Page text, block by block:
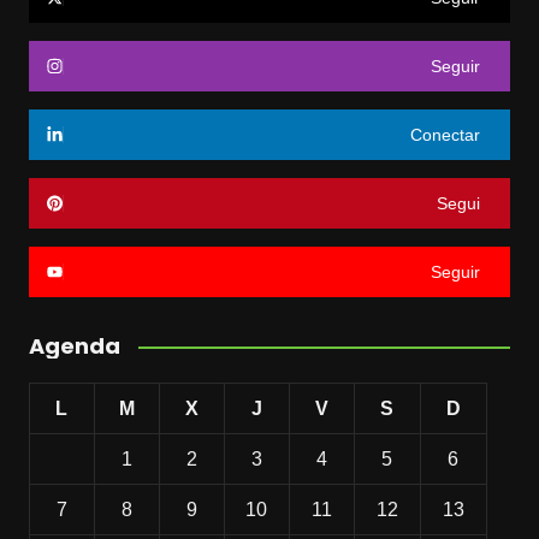
Seguir
Conectar
Segui
Seguir
Agenda
L M X J V S D
1 2 3 4 5 6
7 8 9 10 11 12 13